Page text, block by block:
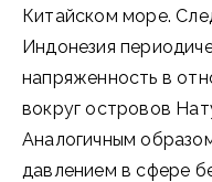
Китайском море.
Индонезия
напряженность в
вокруг островов
Аналогичным
давлением в сфере